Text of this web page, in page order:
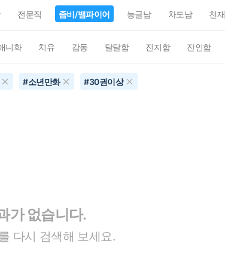
전문직 좀비/뱀파이어 능글남 차도남 천재
니화 치유 감동 달달함 진지함 잔인함
#소년만화 #30권이상
가 없습니다.
다시 검색해 보세요.